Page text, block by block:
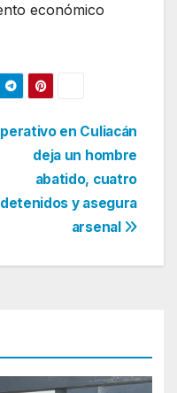
económico
en Culiacán
deja un hombre
abatido, cuatro
detenidos y asegura
arsenal